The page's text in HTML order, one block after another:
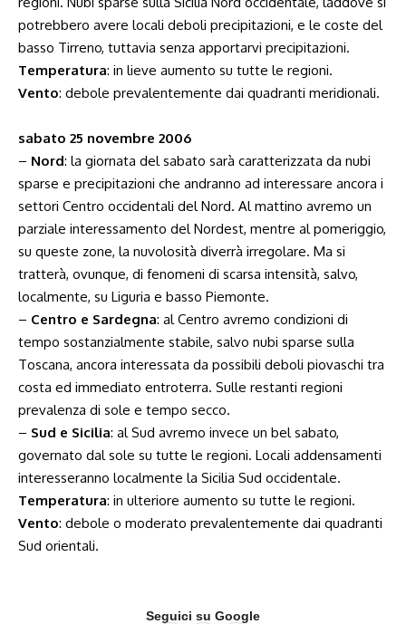
potrebbero avere locali deboli precipitazioni, e le coste del
basso Tirreno, tuttavia senza apportarvi precipitazioni.
Temperatura: in lieve aumento su tutte le regioni.
Vento: debole prevalentemente dai quadranti meridionali.
sabato 25 novembre 2006
– Nord: la giornata del sabato sarà caratterizzata da nubi
sparse e precipitazioni che andranno ad interessare ancora i
settori Centro occidentali del Nord. Al mattino avremo un
parziale interessamento del Nordest, mentre al pomeriggio,
su queste zone, la nuvolosità diverrà irregolare. Ma si
tratterà, ovunque, di fenomeni di scarsa intensità, salvo,
localmente, su Liguria e basso Piemonte.
– Centro e Sardegna: al Centro avremo condizioni di
tempo sostanzialmente stabile, salvo nubi sparse sulla
Toscana, ancora interessata da possibili deboli piovaschi tra
costa ed immediato entroterra. Sulle restanti regioni
prevalenza di sole e tempo secco.
– Sud e Sicilia: al Sud avremo invece un bel sabato,
governato dal sole su tutte le regioni. Locali addensamenti
interesseranno localmente la Sicilia Sud occidentale.
Temperatura: in ulteriore aumento su tutte le regioni.
Vento: debole o moderato prevalentemente dai quadranti
Sud orientali.
Seguici su Google